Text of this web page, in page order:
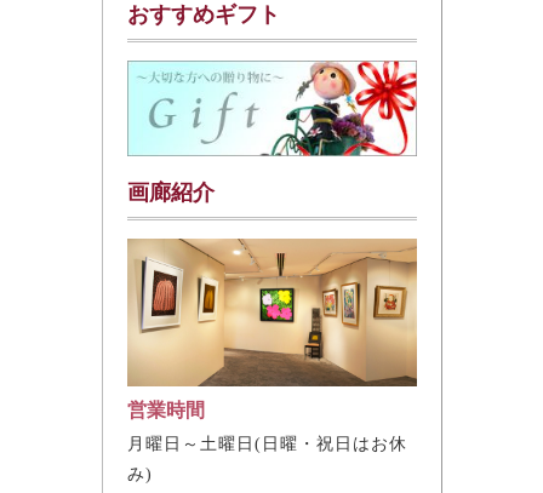
おすすめギフト
画廊紹介
営業時間
月曜日～土曜日(日曜・祝日はお休
み)